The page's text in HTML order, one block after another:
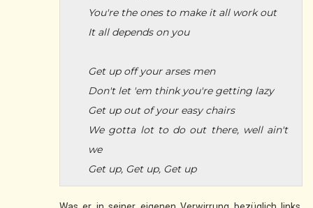
You're the ones to make it all work out
It all depends on you
Get up off your arses men
Don't let 'em think you're getting lazy
Get up out of your easy chairs
We gotta lot to do out there, well ain't
we
Get up, Get up, Get up